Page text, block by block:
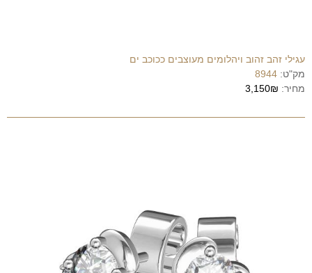
עגילי זהב זהוב ויהלומים מעוצבים ככוכב ים
מק"ט: 8944
מחיר: 3,150₪